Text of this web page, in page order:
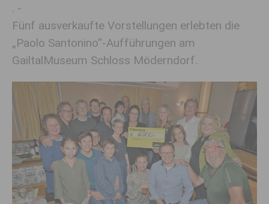
. -
Fünf ausverkaufte Vorstellungen erlebten die
„Paolo Santonino“-Aufführungen am
GailtalMuseum Schloss Möderndorf.